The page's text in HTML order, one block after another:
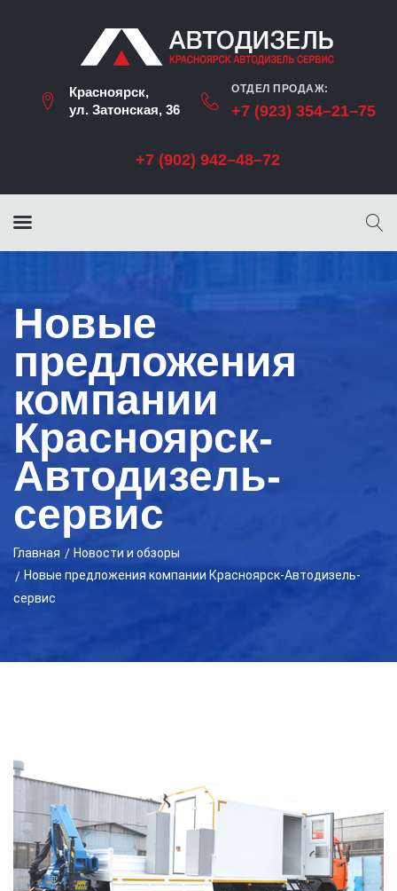
Красноярск,
ул. Затонская, 36
ОТДЕЛ ПРОДАЖ:
+7 (923) 354–21–75
+7 (902) 942–48–72
Новые
предложения
компании
Красноярск-
Автодизель-
сервис
Главная
Новости и обзоры
Новые предложения компании Красноярск-Автодизель-
сервис